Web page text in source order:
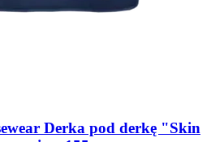
Derka pod derkę "Skin